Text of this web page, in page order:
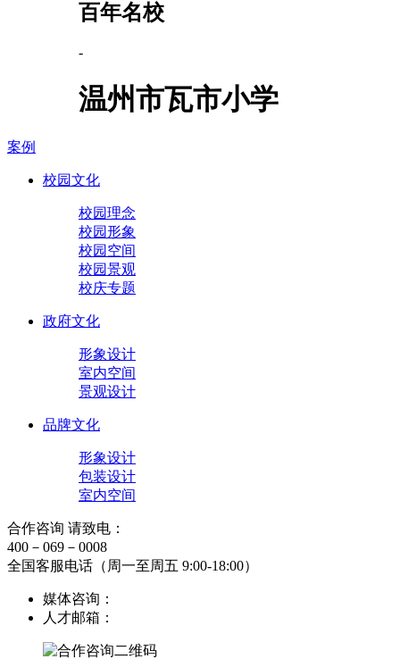
百年名校
-
温州市瓦市小学
案例
校园文化
校园理念
校园形象
校园空间
校园景观
校庆专题
政府文化
形象设计
室内空间
景观设计
品牌文化
形象设计
包装设计
室内空间
合作咨询 请致电：
400－069－0008
全国客服电话（周一至周五 9:00-18:00）
媒体咨询：
人才邮箱：